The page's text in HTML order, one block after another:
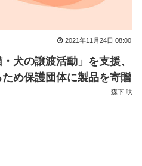
犬の譲渡活動」を支援、
め保護団体に製品を寄贈
2021年11月24日 08:00
森下 咲